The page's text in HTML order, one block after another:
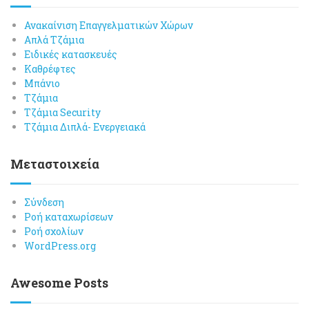
Ανακαίνιση Επαγγελματικών Χώρων
Απλά Τζάμια
Ειδικές κατασκευές
Καθρέφτες
Μπάνιο
Τζάμια
Τζάμια Security
Τζάμια Διπλά- Ενεργειακά
Μεταστοιχεία
Σύνδεση
Ροή καταχωρίσεων
Ροή σχολίων
WordPress.org
Awesome Posts